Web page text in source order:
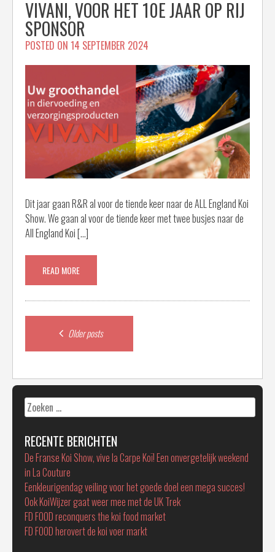
VIVANI, VOOR HET 10E JAAR OP RIJ
SPONSOR
POSTED ON 14 SEPTEMBER 2024
Dit jaar gaan R&R al voor de tiende keer naar de ALL England Koi
Show. We gaan al voor de tiende keer met twee busjes naar de
All England Koi […]
READ MORE
Posts
navigation
Older posts
Zoeken
naar:
RECENTE BERICHTEN
De Franse Koi Show, vive la Carpe Koï! Een onvergetelijk weekend
in La Couture
Eenkleurigendag veiling voor het goede doel een mega succes!
Ook KoiWijzer gaat weer mee met de UK Trek
FD FOOD reconquers the koi food market
FD FOOD herovert de koi voer markt